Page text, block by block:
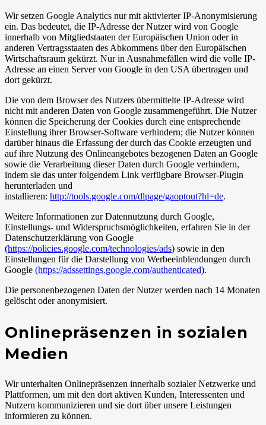
Wir setzen Google Analytics nur mit aktivierter IP-Anonymisierung
ein. Das bedeutet, die IP-Adresse der Nutzer wird von Google
innerhalb von Mitgliedstaaten der Europäischen Union oder in
anderen Vertragsstaaten des Abkommens über den Europäischen
Wirtschaftsraum gekürzt. Nur in Ausnahmefällen wird die volle IP-
Adresse an einen Server von Google in den USA übertragen und
dort gekürzt.
Die von dem Browser des Nutzers übermittelte IP-Adresse wird
nicht mit anderen Daten von Google zusammengeführt. Die Nutzer
können die Speicherung der Cookies durch eine entsprechende
Einstellung ihrer Browser-Software verhindern; die Nutzer können
darüber hinaus die Erfassung der durch das Cookie erzeugten und
auf ihre Nutzung des Onlineangebotes bezogenen Daten an Google
sowie die Verarbeitung dieser Daten durch Google verhindern,
indem sie das unter folgendem Link verfügbare Browser-Plugin
herunterladen und
installieren: http://tools.google.com/dlpage/gaoptout?hl=de.
Weitere Informationen zur Datennutzung durch Google,
Einstellungs- und Widerspruchsmöglichkeiten, erfahren Sie in der
Datenschutzerklärung von Google
(https://policies.google.com/technologies/ads) sowie in den
Einstellungen für die Darstellung von Werbeeinblendungen durch
Google (https://adssettings.google.com/authenticated).
Die personenbezogenen Daten der Nutzer werden nach 14 Monaten
gelöscht oder anonymisiert.
Onlinepräsenzen in sozialen
Medien
Wir unterhalten Onlinepräsenzen innerhalb sozialer Netzwerke und
Plattformen, um mit den dort aktiven Kunden, Interessenten und
Nutzern kommunizieren und sie dort über unsere Leistungen
informieren zu können.